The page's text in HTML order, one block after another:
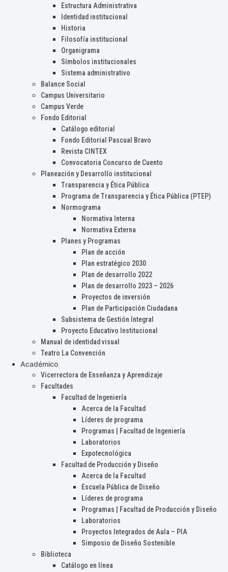
Estructura Administrativa
Identidad institucional
Historia
Filosofía institucional
Organigrama
Símbolos institucionales
Sistema administrativo
Balance Social
Campus Universitario
Campus Verde
Fondo Editorial
Catálogo editorial
Fondo Editorial Pascual Bravo
Revista CINTEX
Convocatoria Concurso de Cuento
Planeación y Desarrollo institucional
Transparencia y Ética Pública
Programa de Transparencia y Ética Pública (PTEP)
Normograma
Normativa Interna
Normativa Externa
Planes y Programas
Plan de acción
Plan estratégico 2030
Plan de desarrollo 2022
Plan de desarrollo 2023 – 2026
Proyectos de inversión
Plan de Participación Ciudadana
Subsistema de Gestión Integral
Proyecto Educativo Institucional
Manual de identidad visual
Teatro La Convención
Académico
Vicerrectora de Enseñanza y Aprendizaje
Facultades
Facultad de Ingeniería
Acerca de la Facultad
Líderes de programa
Programas | Facultad de Ingeniería
Laboratorios
Expotecnológica
Facultad de Producción y Diseño
Acerca de la Facultad
Escuela Pública de Diseño
Líderes de programa
Programas | Facultad de Producción y Diseño
Laboratorios
Proyectos Integrados de Aula – PIA
Simposio de Diseño Sostenible
Biblioteca
Catálogo en línea